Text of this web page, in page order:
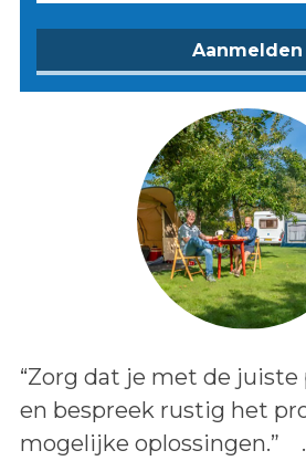
Lees het bericht:
“Zorg dat je met de juiste
en bespreek rustig het
mogelijke oplossingen.”